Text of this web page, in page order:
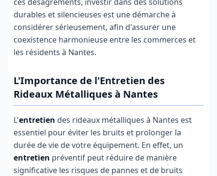
durables et silencieuses est une démarche à
considérer sérieusement, afin d'assurer une
coexistence harmonieuse entre les commerces et
les résidents à Nantes.
L'Importance de l'Entretien des
Rideaux Métalliques à Nantes
L'entretien des rideaux métalliques à Nantes est
essentiel pour éviter les bruits et prolonger la
durée de vie de votre équipement. En effet, un
entretien préventif peut réduire de manière
significative les risques de pannes et de bruits